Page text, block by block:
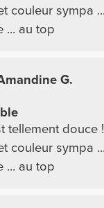
couleur sympa
... au top
G.
tellement douce
couleur sympa
... au top